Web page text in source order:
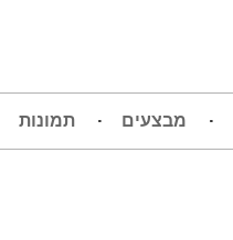
מבצעים תמונות